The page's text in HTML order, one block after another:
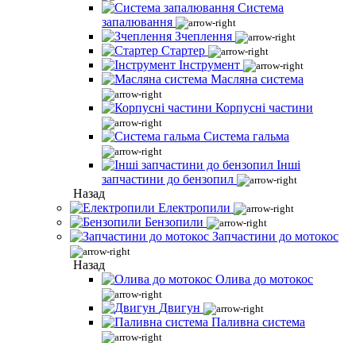
Система
запалювання
Зчеплення
Стартер
Інструмент
Масляна система
Корпусні частини
Система гальма
Інші
запчастини до бензопил
Назад
Електропили
Бензопили
Запчастини до мотокос
Назад
Олива до мотокос
Двигун
Паливна система